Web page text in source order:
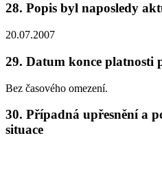
28. Popis byl naposledy
20.07.2007
29. Datum konce platnosti
Bez časového omezení.
30. Případná upřesnění a
situace